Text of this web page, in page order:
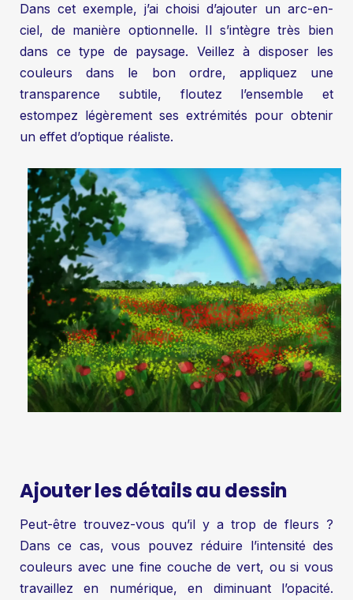
Dans cet exemple, j’ai choisi d’ajouter un arc-en-
ciel, de manière optionnelle. Il s’intègre très bien
dans ce type de paysage. Veillez à disposer les
couleurs dans le bon ordre, appliquez une
transparence subtile, floutez l’ensemble et
estompez légèrement ses extrémités pour obtenir
un effet d’optique réaliste.
Ajouter les détails au dessin
Peut-être trouvez-vous qu’il y a trop de fleurs ?
Dans ce cas, vous pouvez réduire l’intensité des
couleurs avec une fine couche de vert, ou si vous
travaillez en numérique, en diminuant l’opacité.